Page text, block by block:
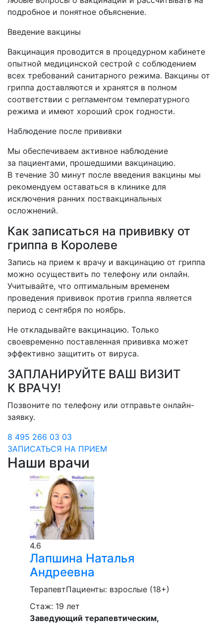
подробное и понятное объяснение.
Введение вакцины
Вакцинация проводится в процедурном кабинете
опытной медицинской сестрой с соблюдением
всех требований санитарного режима. Вакцины от
гриппа доставляются и хранятся в полном
соответствии с регламентом температурного
режима и имеют хороший срок годности.
Наблюдение после прививки
Мы обеспечиваем активное наблюдение
за пациентами, прошедшими вакцинацию.
В течение 30 минут после введения вакцины мы
рекомендуем оставаться в клинике для
исключения ранних поствакцинальных
осложнений.
Как записаться на прививку от
гриппа в Королеве
Запись на прием к врачу и вакцинацию от гриппа
можно осуществить по телефону или онлайн.
Учитывайте, что оптимальным временем
проведения прививок против гриппа является
период с сентября по ноябрь.
Не откладывайте вакцинацию. Только
своевременно поставленная прививка может
эффективно защитить от вируса.
ЗАПЛАНИРУЙТЕ ВАШ ВИЗИТ
К ВРАЧУ!
Позвоните по телефону или отправьте онлайн-
заявку.
8 495 266 03 03
ЗАПИСАТЬСЯ НА ПРИЕМ
Наши врачи
4.6
Лапшина Наталья
Андреевна
ТерапевтПациенты: взрослые (18+)
Стаж: 19 лет
Заведующий терапевтическим,